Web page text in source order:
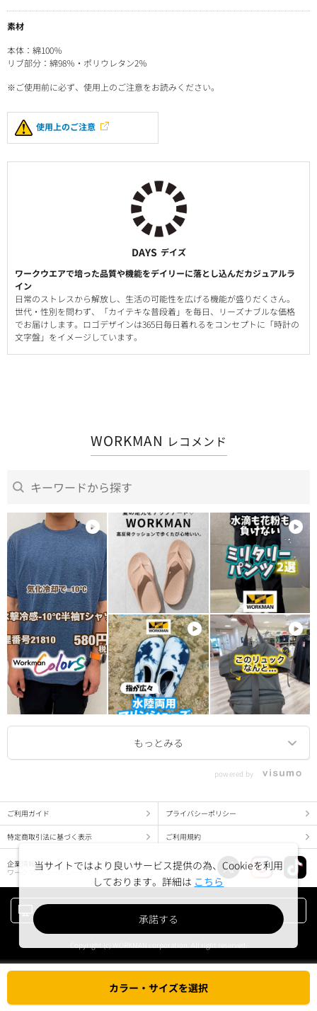
カラー・サイズを選択
素材
本体：綿100％
リブ部分：綿98％・ポリウレタン2％
※ご使用前に必ず、使用上のご注意をお読みください。
使用上のご注意
DAYS デイズ
ワークウエアで培った品質や機能をデイリーに落とし込んだカジュアルラ
イン
日常のストレスから解放し、生活の可能性を広げる機能が盛りだくさん。
世代・性別を問わず、「カイテキな普段着」を毎日、リーズナブルな価格
でお届けします。ロゴデザインは365日毎日着れるをコンセプトに「時計の
文字盤」をイメージしています。
WORKMAN レコメンド
powered by
ご利用ガイド プライバシーポリシー
特定商取引法に基づく表示 ご利用規約
企業情報
ワークマン コーポレートサイト
当サイトではより良いサービス提供の為、Cookieを利用
しております。詳細は こちら
承諾する